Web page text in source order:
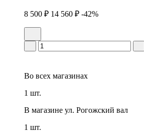
8 500 ₽ 14 560 ₽ -42%
Во всех магазинах
1 шт.
В магазине ул. Рогожский вал
1 шт.